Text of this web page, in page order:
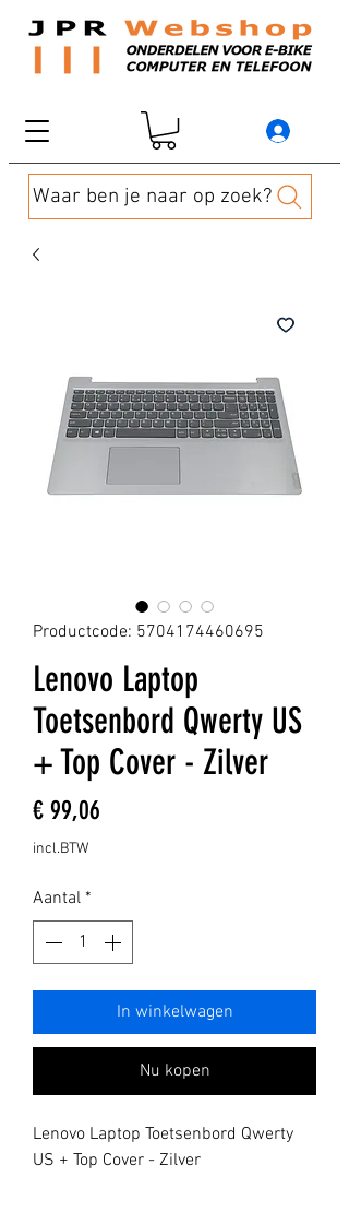
Waar ben je naar op zoek?
Productcode: 5704174460695
Lenovo Laptop
Toetsenbord Qwerty US
+ Top Cover - Zilver
€ 99,06
incl.BTW
Aantal *
In winkelwagen
Nu kopen
Lenovo Laptop Toetsenbord Qwerty
US + Top Cover - Zilver